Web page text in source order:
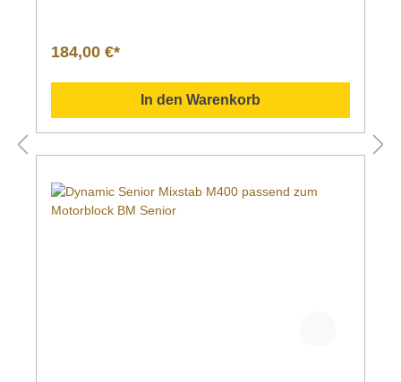
184,00 €*
In den Warenkorb